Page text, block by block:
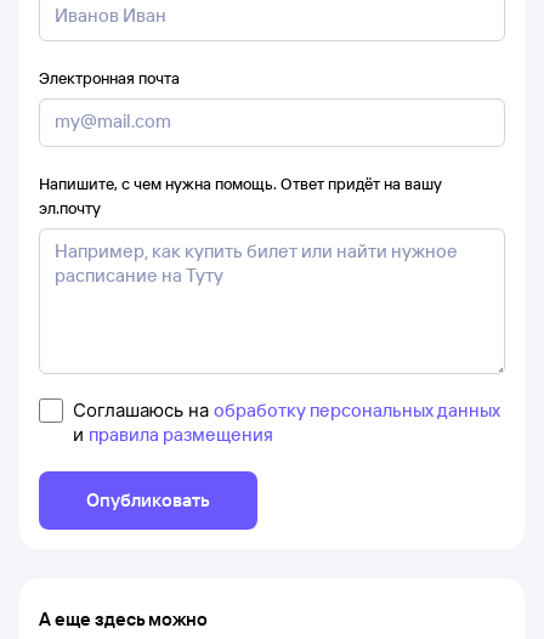
Электронная почта
Напишите, с чем нужна помощь. Ответ придёт на вашу
эл.почту
Соглашаюсь на обработку персональных данных
и правила размещения
Опубликовать
А еще здесь можно